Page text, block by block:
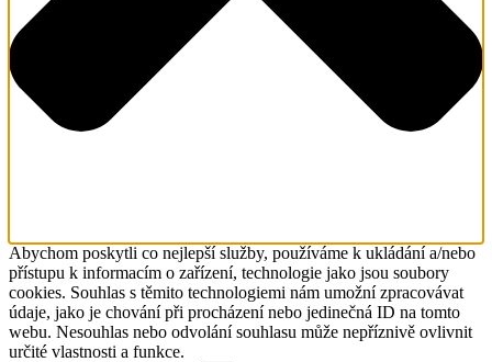
Abychom poskytli co nejlepší služby, používáme k ukládání a/nebo
přístupu k informacím o zařízení, technologie jako jsou soubory
cookies. Souhlas s těmito technologiemi nám umožní zpracovávat
údaje, jako je chování při procházení nebo jedinečná ID na tomto
webu. Nesouhlas nebo odvolání souhlasu může nepříznivě ovlivnit
určité vlastnosti a funkce.